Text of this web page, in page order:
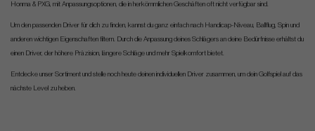
Honma & PXG, mit Anpassungsoptionen, die in herkömmlichen Geschäften oft nicht verfügbar sind.
Um den passenden Driver für dich zu finden, kannst du ganz einfach nach Handicap-Niveau, Ballflug, Spin und
anderen wichtigen Eigenschaften filtern. Durch die Anpassung deines Schlägers an deine Bedürfnisse erhältst du
einen Driver, der höhere Präzision, längere Schläge und mehr Spielkomfort bietet.
Entdecke unser Sortiment und stelle noch heute deinen individuellen Driver zusammen, um dein Golfspiel auf das
nächste Level zu heben.